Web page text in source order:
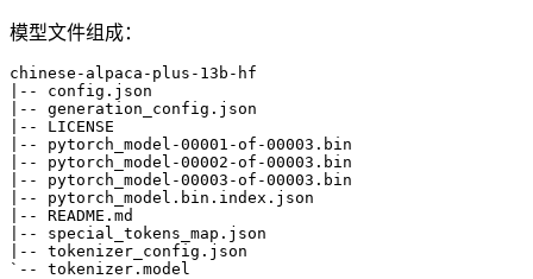
模型文件组成：
chinese-alpaca-plus-13b-hf
|-- config.json
|-- generation_config.json
|-- LICENSE
|-- pytorch_model-00001-of-00003.bin
|-- pytorch_model-00002-of-00003.bin
|-- pytorch_model-00003-of-00003.bin
|-- pytorch_model.bin.index.json
|-- README.md
|-- special_tokens_map.json
|-- tokenizer_config.json
`-- tokenizer.model